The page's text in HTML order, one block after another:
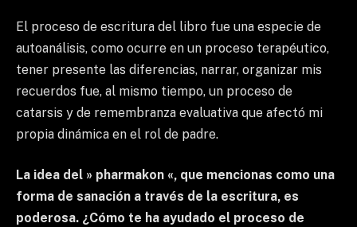
El proceso de escritura del libro fue una especie de
autoanálisis, como ocurre en un proceso terapéutico,
tener presente las diferencias, narrar, organizar mis
recuerdos fue, al mismo tiempo, un proceso de
catarsis y de remembranza evaluativa que afectó mi
propia dinámica en el rol de padre.
La idea del » pharmakon «, que mencionas como una
forma de sanación a través de la escritura, es
poderosa. ¿Cómo te ha ayudado el proceso de